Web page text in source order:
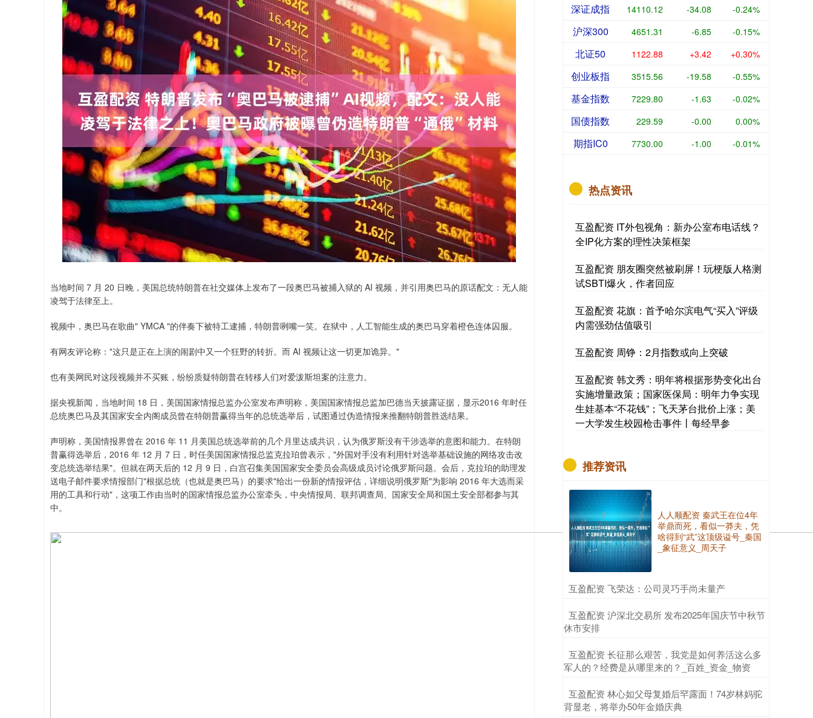
当地时间 7 月 20 日晚，美国总统特朗普在社交媒体上发布了一段奥巴马被捕入狱的 AI 视频，并引用奥巴马的原话配文：无人能
凌驾于法律至上。
视频中，奥巴马在歌曲" YMCA "的伴奏下被特工逮捕，特朗普咧嘴一笑。在狱中，人工智能生成的奥巴马穿着橙色连体囚服。
有网友评论称："这只是正在上演的闹剧中又一个狂野的转折。而 AI 视频让这一切更加诡异。"
也有美网民对这段视频并不买账，纷纷质疑特朗普在转移人们对爱泼斯坦案的注意力。
据央视新闻，当地时间 18 日，美国国家情报总监办公室发布声明称，美国国家情报总监加巴德当天披露证据，显示2016 年时任
总统奥巴马及其国家安全内阁成员曾在特朗普赢得当年的总统选举后，试图通过伪造情报来推翻特朗普胜选结果。
声明称，美国情报界曾在 2016 年 11 月美国总统选举前的几个月里达成共识，认为俄罗斯没有干涉选举的意图和能力。在特朗
普赢得选举后，2016 年 12 月 7 日，时任美国国家情报总监克拉珀曾表示，"外国对手没有利用针对选举基础设施的网络攻击改
变总统选举结果"。但就在两天后的 12 月 9 日，白宫召集美国国家安全委员会高级成员讨论俄罗斯问题。会后，克拉珀的助理发
送电子邮件要求情报部门"根据总统（也就是奥巴马）的要求"给出一份新的情报评估，详细说明俄罗斯"为影响 2016 年大选而采
用的工具和行动"，这项工作由当时的国家情报总监办公室牵头，中央情报局、联邦调查局、国家安全局和国土安全部都参与其
中。
深证成指 14110.12 -34.08 -0.24%
沪深300 4651.31 -6.85 -0.15%
北证50 1122.88 +3.42 +0.30%
创业板指 3515.56 -19.58 -0.55%
基金指数 7229.80 -1.63 -0.02%
国债指数 229.59 -0.00 0.00%
期指IC0 7730.00 -1.00 -0.01%
热点资讯
互盈配资 IT外包视角：新办公室布电话线？
全IP化方案的理性决策框架
互盈配资 朋友圈突然被刷屏！玩梗版人格测
试SBTI爆火，作者回应
互盈配资 花旗：首予哈尔滨电气“买入”评级
内需强劲估值吸引
互盈配资 周铮：2月指数或向上突破
互盈配资 韩文秀：明年将根据形势变化出台
实施增量政策；国家医保局：明年力争实现
生娃基本“不花钱”；飞天茅台批价上涨；美
一大学发生校园枪击事件丨每经早参
推荐资讯
人人顺配资 秦武王在位4年
举鼎而死，看似一莽夫，凭
啥得到“武”这顶级谥号_秦国
_象征意义_周天子
​互盈配资 飞荣达：公司灵巧手尚未量产
​互盈配资 沪深北交易所 发布2025年国庆节中秋节
休市安排
​互盈配资 长征那么艰苦，我党是如何养活这么多
军人的？经费是从哪里来的？_百姓_资金_物资
​互盈配资 林心如父母复婚后罕露面！74岁林妈驼
背显老，将举办50年金婚庆典